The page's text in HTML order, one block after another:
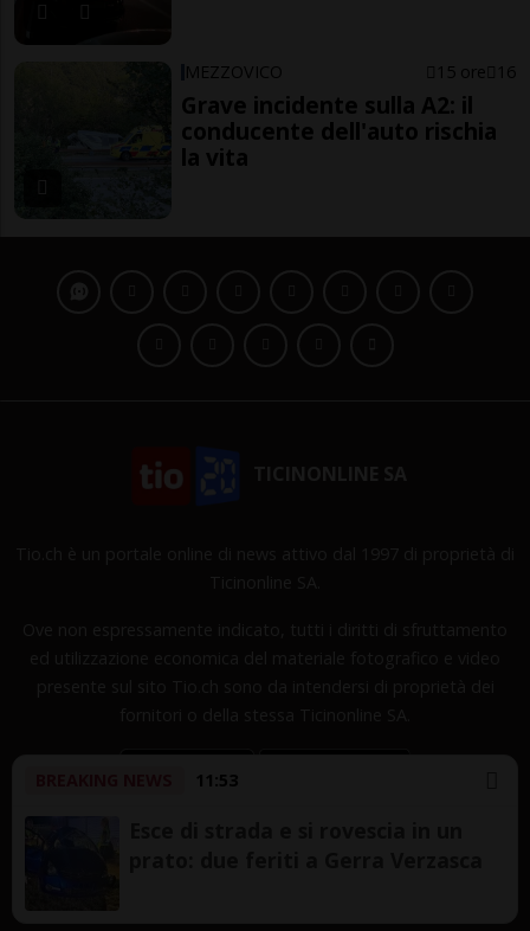
11:53
MEZZOVICO 15 ore 16
Grave incidente sulla A2: il
conducente dell'auto rischia
la vita